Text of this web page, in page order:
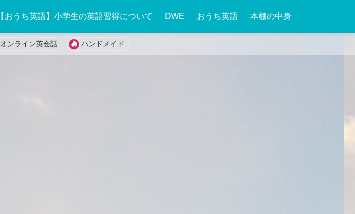
【おうち英語】小学生の英語習得について DWE おうち英語 本棚の中身
オンライン英会話 ハンドメイド